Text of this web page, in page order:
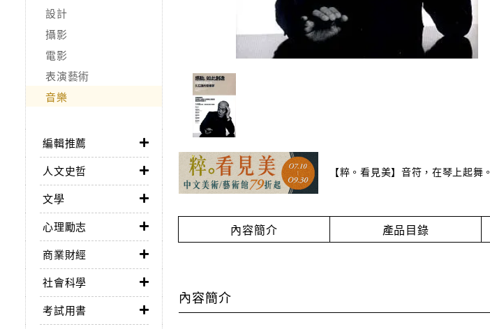
設計
攝影
電影
表演藝術
音樂
編輯推薦
人文史哲
文學
心理勵志
商業財經
社會科學
考試用書
【粹。看見美】音符，在琴上起舞。
內容簡介 產品目錄
內容簡介